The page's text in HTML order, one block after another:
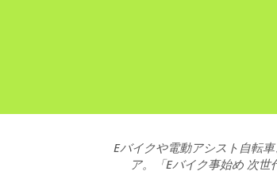
Eバイクや電動アシスト自転
ア。「Eバイク事始め 次